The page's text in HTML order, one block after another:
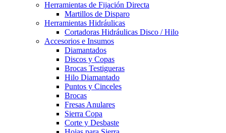
Herramientas de Fijación Directa
Martillos de Disparo
Herramientas Hidráulicas
Cortadoras Hidráulicas Disco / Hilo
Accesorios e Insumos
Diamantados
Discos y Copas
Brocas Testigueras
Hilo Diamantado
Puntos y Cinceles
Brocas
Fresas Anulares
Sierra Copa
Corte y Desbaste